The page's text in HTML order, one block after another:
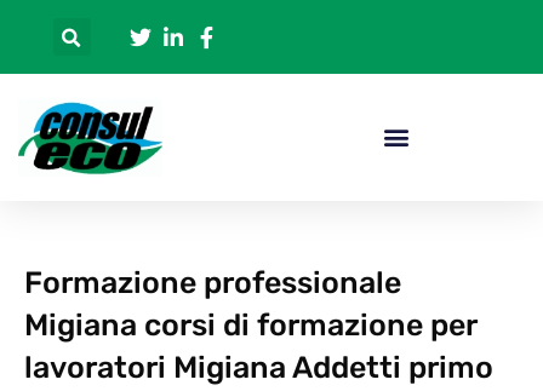
Formazione professionale
Migiana corsi di formazione per
lavoratori Migiana Addetti primo